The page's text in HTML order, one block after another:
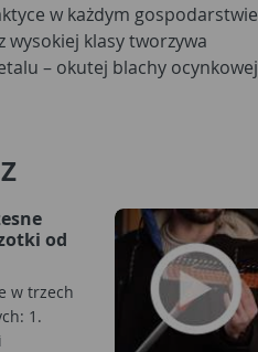
w każdym gospodarstwie
klasy tworzywa
– okutej blachy ocynkowej
od
w trzech
1.